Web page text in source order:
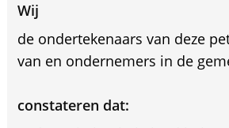
Wij
de ondertekenaars van deze
van en ondernemers in de
constateren dat: